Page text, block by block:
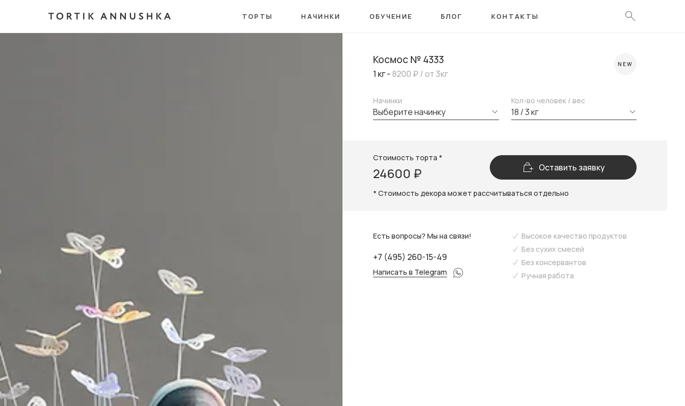
ТОРТЫ НАЧИНКИ ОБУЧЕНИЕ БЛОГ КОНТАКТЫ
Космос № 4333
1 кг - 8200 ₽ / от 3кг
NEW
Начинки
выберите начинку
Кол-во человек / вес
18 / 3 кг
Стоимость торта *
24600 ₽ Оставить заявку
* Стоимость декора может рассчитываться отдельно
Есть вопросы? Мы на связи!
+7 (495) 260-15-49
Написать в Telegram
Высокое качество продуктов
Без сухих смесей
Без консервантов
Ручная работа